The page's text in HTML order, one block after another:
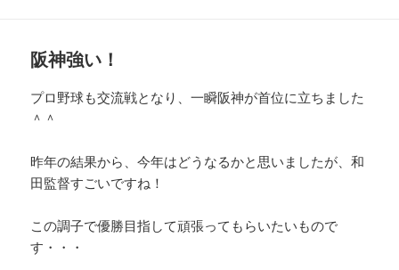
阪神強い！
プロ野球も交流戦となり、一瞬阪神が首位に立ちました
＾＾
昨年の結果から、今年はどうなるかと思いましたが、和
田監督すごいですね！
この調子で優勝目指して頑張ってもらいたいもので
す・・・